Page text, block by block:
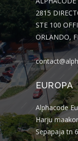
2815
STE 100
ORLANDO,
EUROPA
Alphacode
Harju
Sepapaja tn